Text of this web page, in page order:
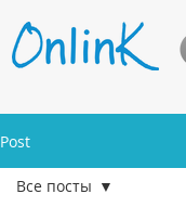
Post
Все посты